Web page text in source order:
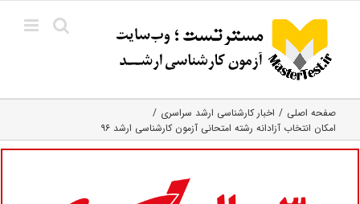
content
صفحه اصلی
اخبار کارشناسی ارشد سراسری
امکان انتخاب آزادانه رشته امتحانی آزمون کارشناسی ارشد ۹۶